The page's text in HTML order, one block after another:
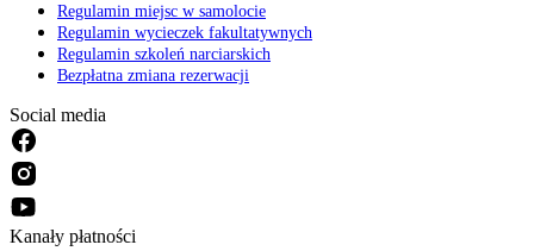
Regulamin miejsc w samolocie
Regulamin wycieczek fakultatywnych
Regulamin szkoleń narciarskich
Bezpłatna zmiana rezerwacji
Social media
Kanały płatności